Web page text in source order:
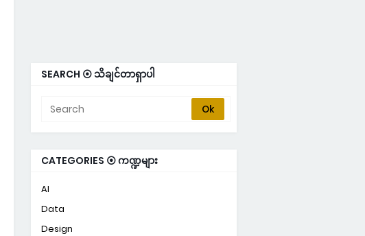
SEARCH ⦿ သိချင်တာရှာပါ
CATEGORIES ⦿ ကဏ္ဍများ
AI
Data
Design